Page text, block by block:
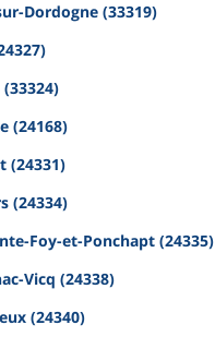
Dordogne (33319)
(24168)
(24331)
(24334)
Foy-et-Ponchapt (24335)
Vicq (24338)
(24340)